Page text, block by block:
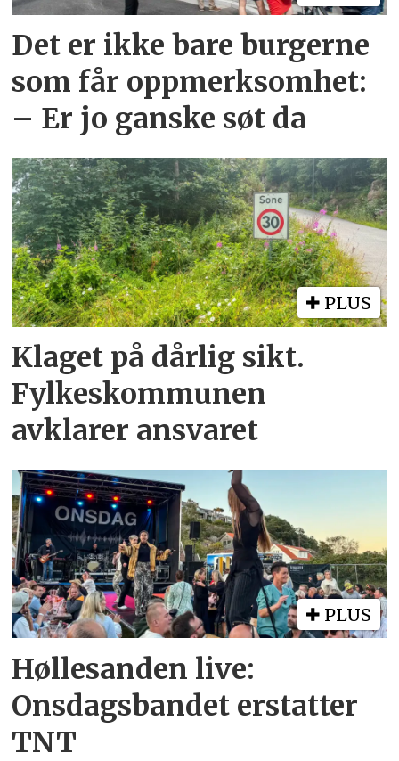
Det er ikke bare burgerne
som får oppmerksomhet:
– Er jo ganske søt da
PLUS
Klaget på dårlig sikt.
Fylkeskommunen
avklarer ansvaret
PLUS
Høllesanden live:
Onsdagsbandet erstatter
TNT